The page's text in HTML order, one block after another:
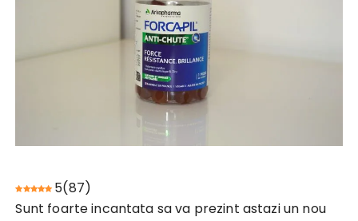
5(87)
Sunt foarte incantata sa va prezint astazi un nou